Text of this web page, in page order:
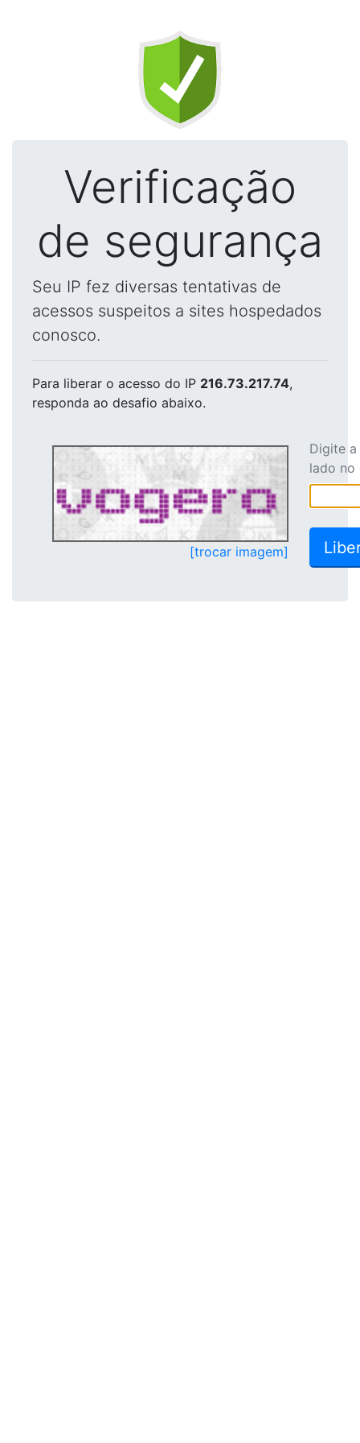
Verificação
de segurança
Seu IP fez diversas tentativas de
acessos suspeitos a sites hospedados
conosco.
Para liberar o acesso do IP 216.73.217.74,
responda ao desafio abaixo.
[trocar imagem]
Digite
lado no